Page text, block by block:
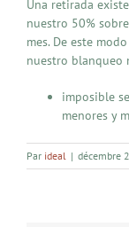
Una retirada
nuestro 50%
mes. De este
nuestro blanqueo
imposible
menores y
Par ideal | décembre